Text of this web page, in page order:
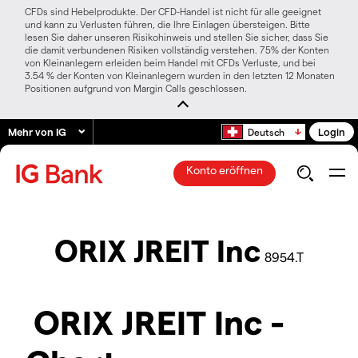
CFDs sind Hebelprodukte. Der CFD-Handel ist nicht für alle geeignet
und kann zu Verlusten führen, die Ihre Einlagen übersteigen. Bitte
lesen Sie daher unseren Risikohinweis und stellen Sie sicher, dass Sie
die damit verbundenen Risiken vollständig verstehen. 75% der Konten
von Kleinanlegern erleiden beim Handel mit CFDs Verluste, und bei
3.54 % der Konten von Kleinanlegern wurden in den letzten 12 Monaten
Positionen aufgrund von Margin Calls geschlossen.
Mehr von IG Deutsch Login
Konto eröffnen
ORIX JREIT Inc 8954.T
ORIX JREIT Inc -